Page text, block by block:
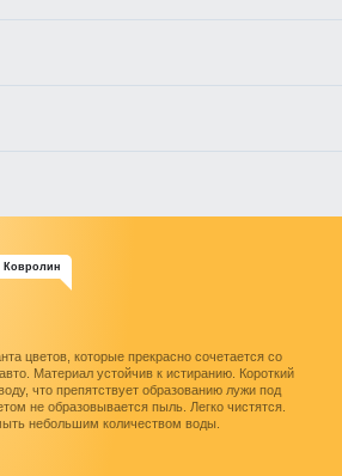
цветов, которые прекрасно сочетается со
Материал устойчив к истиранию. Короткий
что препятствует образованию лужи под
не образовывается пыль. Легко чистятся.
небольшим количеством воды.
Ковролин